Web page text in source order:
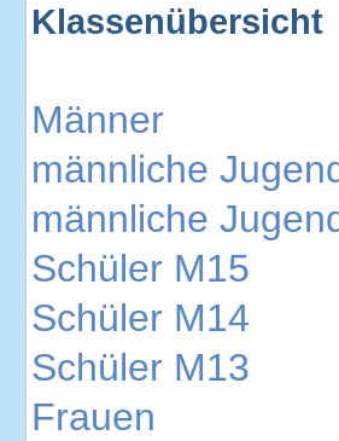
Klassenübersicht
Männer
männliche
männliche
Schüler M15
Schüler M14
Schüler M13
Frauen